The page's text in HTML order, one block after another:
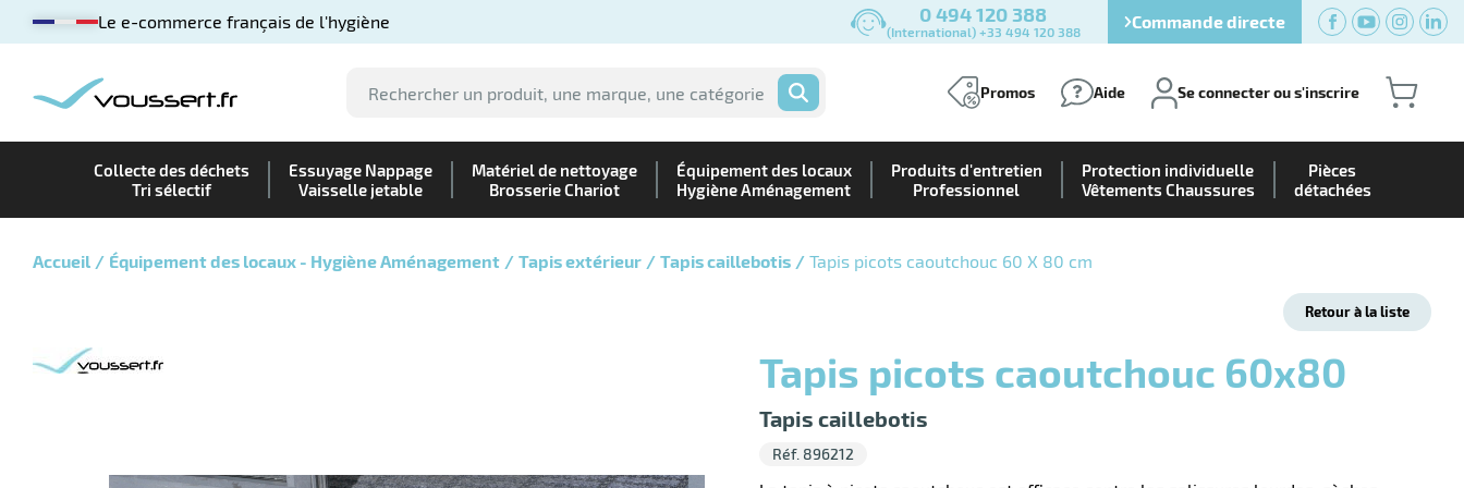
Le e-commerce français de l'hygiène 0 494 120 388
(International) +33 494 120 388 Commande directe
OK Promos Aide Se connecter ou s'inscrire
Collecte des déchets
Tri sélectif
Essuyage Nappage
Vaisselle jetable
Matériel de nettoyage
Brosserie Chariot
Équipement des locaux
Hygiène Aménagement
Produits d'entretien
Professionnel
Protection individuelle
Vêtements Chaussures
Pièces
détachées
Accueil Équipement des locaux - Hygiène Aménagement Tapis extérieur Tapis caillebotis Tapis picots caoutchouc 60 X 80 cm
Retour à la liste
Tapis picots caoutchouc 60x80
Tapis caillebotis
Réf. 896212